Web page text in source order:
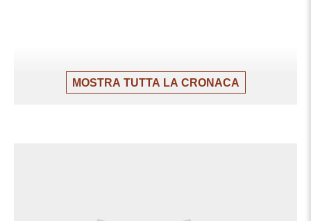
MOSTRA TUTTA LA CRONACA